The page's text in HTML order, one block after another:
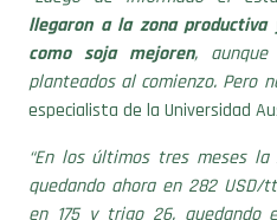
llegaron a la zona
como soja mejoren,
planteados al comienzo. Pero
especialista de la Universidad
“En los últimos tres meses
quedando ahora en 282 USD/
en 175 y trigo 26, quedando